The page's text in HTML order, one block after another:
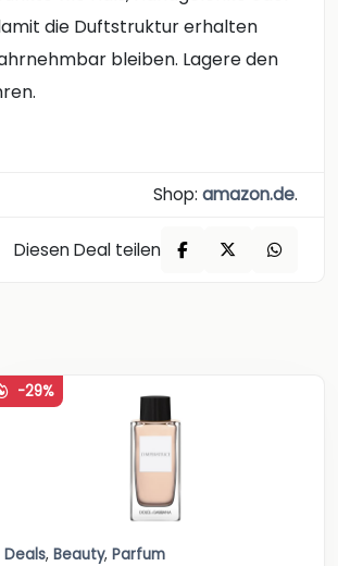
die Duftstruktur erhalten
bleiben. Lagere den
Shop: amazon.de.
Diesen Deal teilen
-29%
Deals, Beauty, Parfum